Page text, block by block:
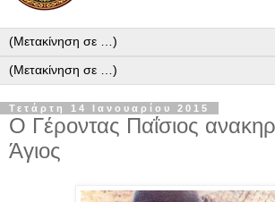
Τετάρτη 14 Ιανουαρίου 2015
Ο Γέροντας Παΐσιος
Άγιος